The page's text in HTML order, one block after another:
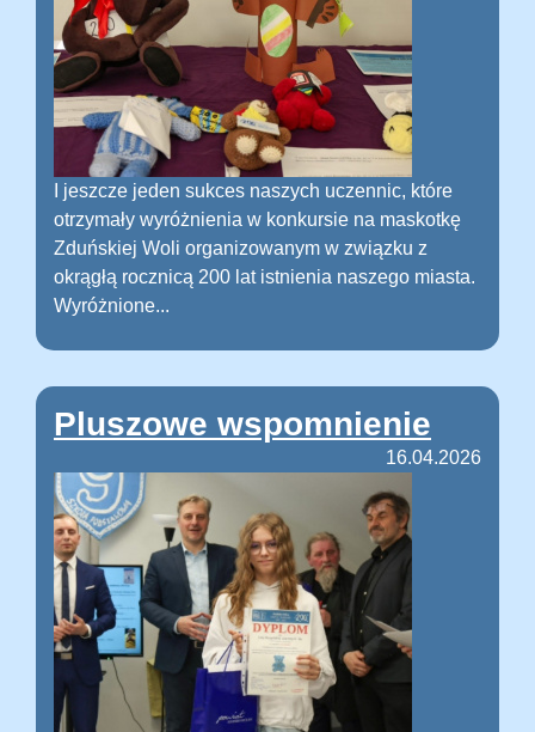
I jeszcze jeden sukces naszych uczennic, które
otrzymały wyróżnienia w konkursie na maskotkę
Zduńskiej Woli organizowanym w związku z
okrągłą rocznicą 200 lat istnienia naszego miasta.
Wyróżnione...
Pluszowe wspomnienie
16.04.2026